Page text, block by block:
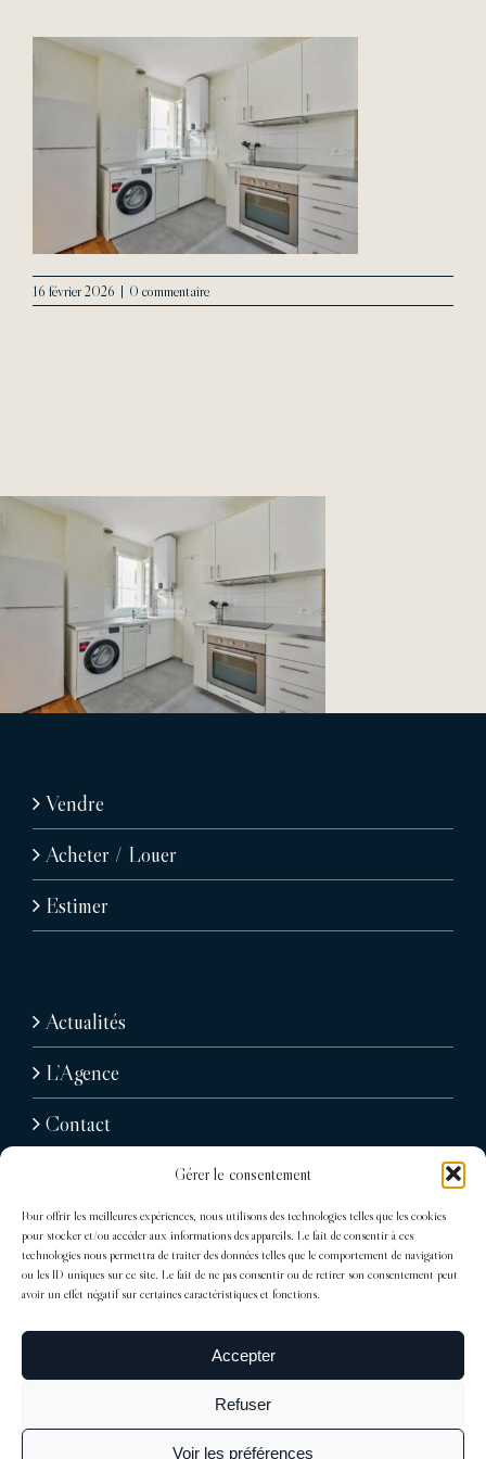
Gérer le consentement
Pour offrir les meilleures expériences, nous utilisons des technologies telles que les cookies
pour stocker et/ou accéder aux informations des appareils. Le fait de consentir à ces
technologies nous permettra de traiter des données telles que le comportement de navigation
ou les ID uniques sur ce site. Le fait de ne pas consentir ou de retirer son consentement peut
avoir un effet négatif sur certaines caractéristiques et fonctions.
Accepter
Refuser
Voir les préférences
Contact
16 février 2026 | 0 commentaire
Vendre
Acheter / Louer
Estimer
Actualités
L’Agence
Contact
31, avenue Raymond Poincaré
75116 Paris
Tél : + 33 (0)1 76 71 07 40
trocadero@sdelagrandiere.fr